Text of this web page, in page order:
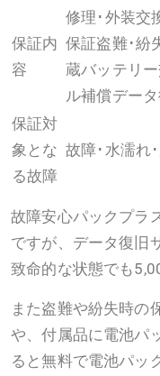
保証内
容
修理･外装交
保証盗難･紛
蔵バッテリ
ル補償デー
保証対
象とな
る故障
故障･水濡れ
故障安心パックプラ
ですが、データ復旧
致命的な状態でも
また盗難や紛失時の
や、付属品に電池パ
ると無料で電池パッ